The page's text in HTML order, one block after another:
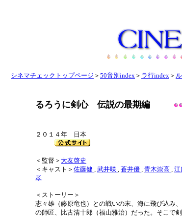
シネマチェックトップページ ＞ 50音別index ＞ ラ行index ＞ ル
るろうに剣心 伝説の最期編
２０１４年 日本
＜監督＞ 大友啓史
＜キャスト＞ 佐藤健 , 武井咲 , 蒼井優 , 青木崇高 , 江
孝
＜ストーリー＞
志々雄（藤原竜也）との戦いの末、海に飛び込み
の師匠、比古清十郎（福山雅治）だった。そこで